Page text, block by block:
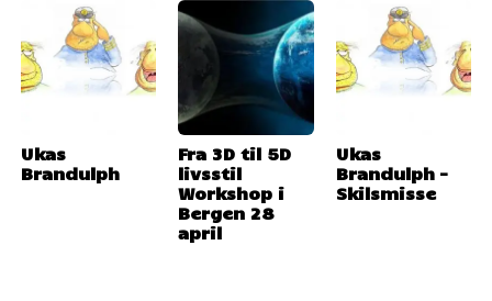
Ukas
Brandulph
Fra 3D til 5D
livsstil
Workshop i
Bergen 28
april
Ukas
Brandulph –
Skilsmisse